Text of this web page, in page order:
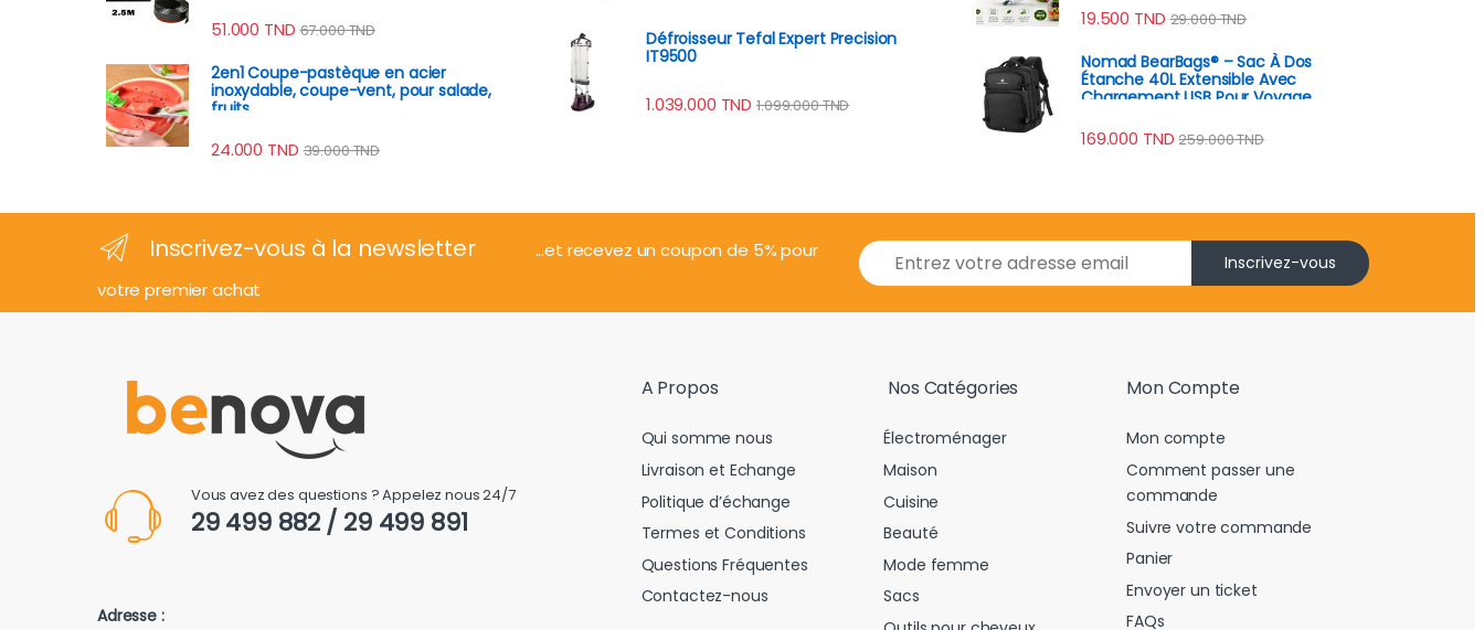
51.000 TND 67.000TND
2en1 Coupe-pastèque en acier
inoxydable, coupe-vent, pour salade,
fruits
24.000 TND 39.000TND
Défroisseur Tefal Expert Precision
IT9500
1.039.000 TND 1.099.000TND
19.500 TND 29.000TND
Nomad BearBags® – Sac À Dos
Étanche 40L Extensible Avec
Chargement USB Pour Voyage
169.000 TND 259.000TND
Inscrivez-vous à la newsletter
...et recevez un coupon de 5% pour
votre premier achat
E
m
i
Inscrivez-vous
Vous avez des questions ? Appelez nous 24/7
29 499 882 / 29 499 891
Adresse :
A Propos
Qui somme nous
Livraison et Echange
Politique d’échange
Termes et Conditions
Questions Fréquentes
Contactez-nous
Nos Catégories
Électroménager
Maison
Cuisine
Beauté
Mode femme
Sacs
Mon Compte
Mon compte
Comment passer une
commande
Suivre votre commande
Panier
Envoyer un ticket
FAQs